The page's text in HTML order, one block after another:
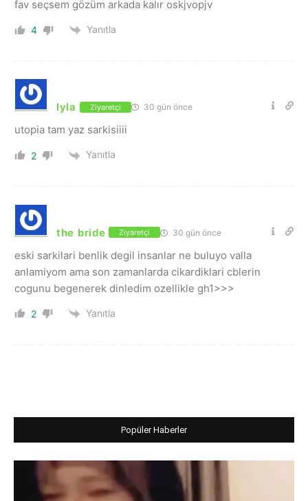
fav seçsem gözüm arkada kalır oskjvopjv
4 Yanıtla
lyla Ziyaretçi 30 gün önce
utopia tam yaz sarkisiiii
2 Yanıtla
the bride Ziyaretçi 30 gün önce
eski sarkilari benlik degil insanlar ne buluyo valla
anlamiyom ama son zamanlarda cikardiklari cblerin
cogunu begenerek dinledim ozellikle gh1>>>
2 Yanıtla
Popüler Haberler